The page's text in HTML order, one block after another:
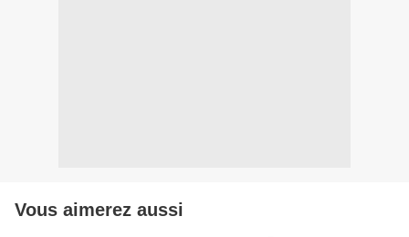
Vous aimerez aussi